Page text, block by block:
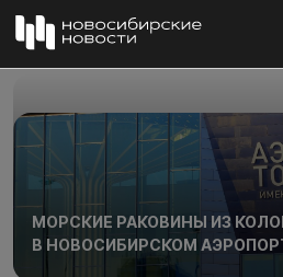
МОРСКИЕ РАКОВИНЫ ИЗ
В НОВОСИБИРСКОМ